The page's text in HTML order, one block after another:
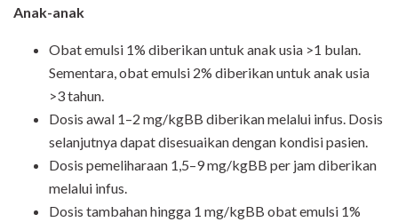
Anak-anak
Obat emulsi 1% diberikan untuk anak usia >1 bulan.
Sementara, obat emulsi 2% diberikan untuk anak usia
>3 tahun.
Dosis awal 1–2 mg/kgBB diberikan melalui infus. Dosis
selanjutnya dapat disesuaikan dengan kondisi pasien.
Dosis pemeliharaan 1,5–9 mg/kgBB per jam diberikan
melalui infus.
Dosis tambahan hingga 1 mg/kgBB obat emulsi 1%